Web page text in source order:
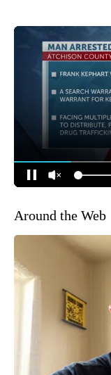
Around the Web